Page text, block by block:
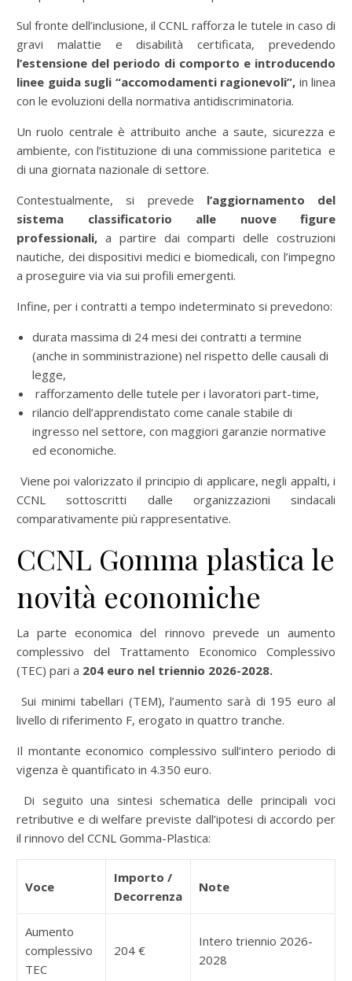
Sul fronte dell’inclusione, il CCNL rafforza le tutele in caso di
gravi malattie e disabilità certificata, prevedendo
l’estensione del periodo di comporto e introducendo
linee guida sugli “accomodamenti ragionevoli”, in linea
con le evoluzioni della normativa antidiscriminatoria.
Un ruolo centrale è attribuito anche a saute, sicurezza e
ambiente, con l’istituzione di una commissione paritetica e
di una giornata nazionale di settore.
Contestualmente, si prevede l’aggiornamento del
sistema classificatorio alle nuove figure
professionali, a partire dai comparti delle costruzioni
nautiche, dei dispositivi medici e biomedicali, con l’impegno
a proseguire via via sui profili emergenti.
Infine, per i contratti a tempo indeterminato si prevedono:
durata massima di 24 mesi dei contratti a termine
(anche in somministrazione) nel rispetto delle causali di
legge,
rafforzamento delle tutele per i lavoratori part-time,
rilancio dell’apprendistato come canale stabile di
ingresso nel settore, con maggiori garanzie normative
ed economiche.
Viene poi valorizzato il principio di applicare, negli appalti, i
CCNL sottoscritti dalle organizzazioni sindacali
comparativamente più rappresentative.
CCNL Gomma plastica le
novità economiche
La parte economica del rinnovo prevede un aumento
complessivo del Trattamento Economico Complessivo
(TEC) pari a 204 euro nel triennio 2026-2028.
Sui minimi tabellari (TEM), l’aumento sarà di 195 euro al
livello di riferimento F, erogato in quattro tranche.
Il montante economico complessivo sull’intero periodo di
vigenza è quantificato in 4.350 euro.
Di seguito una sintesi schematica delle principali voci
retributive e di welfare previste dall’ipotesi di accordo per
il rinnovo del CCNL Gomma-Plastica:
Voce
Importo /
Decorrenza
Note
Aumento
complessivo
TEC
204 €
Intero triennio 2026-
2028